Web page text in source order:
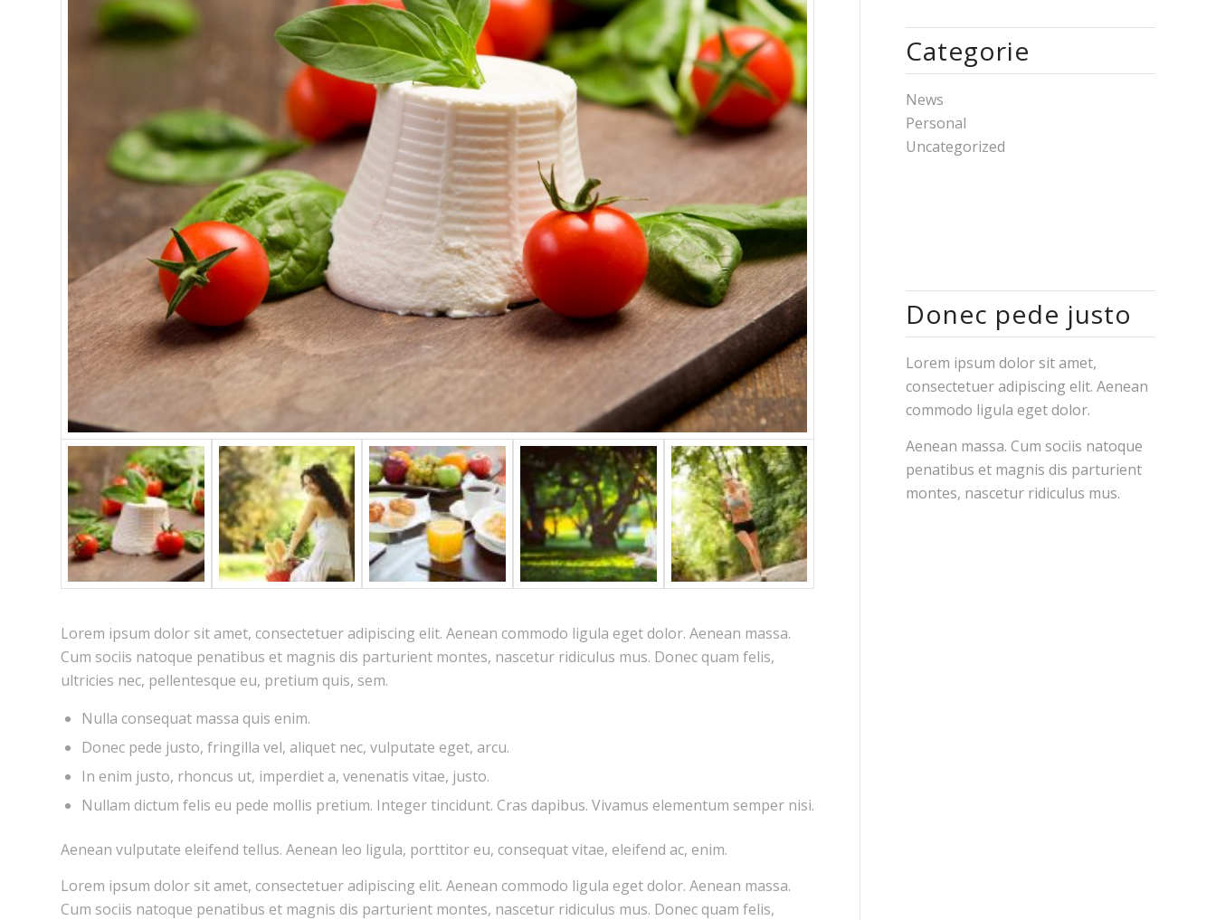
Lorem ipsum dolor sit amet, consectetuer adipiscing elit. Aenean commodo ligula eget dolor. Aenean massa.
Cum sociis natoque penatibus et magnis dis parturient montes, nascetur ridiculus mus. Donec quam felis,
ultricies nec, pellentesque eu, pretium quis, sem.
Nulla consequat massa quis enim.
Donec pede justo, fringilla vel, aliquet nec, vulputate eget, arcu.
In enim justo, rhoncus ut, imperdiet a, venenatis vitae, justo.
Nullam dictum felis eu pede mollis pretium. Integer tincidunt. Cras dapibus. Vivamus elementum semper nisi.
Aenean vulputate eleifend tellus. Aenean leo ligula, porttitor eu, consequat vitae, eleifend ac, enim.
Lorem ipsum dolor sit amet, consectetuer adipiscing elit. Aenean commodo ligula eget dolor. Aenean massa.
Cum sociis natoque penatibus et magnis dis parturient montes, nascetur ridiculus mus. Donec quam felis,
Categorie
News
Personal
Uncategorized
Donec pede justo
Lorem ipsum dolor sit amet,
consectetuer adipiscing elit. Aenean
commodo ligula eget dolor.
Aenean massa. Cum sociis natoque
penatibus et magnis dis parturient
montes, nascetur ridiculus mus.